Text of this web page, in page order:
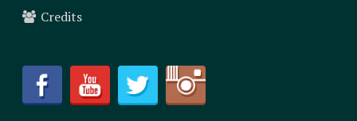
Credits